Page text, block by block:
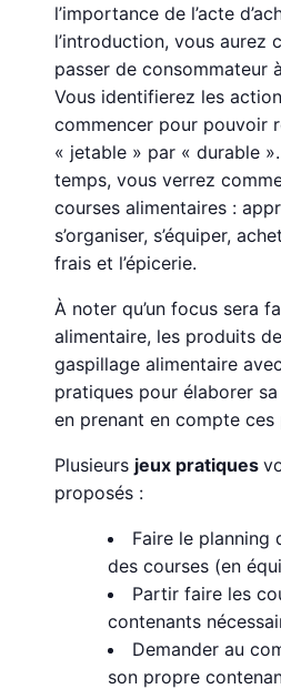
l’importance de l’acte
l’introduction, vous aurez
passer de consommateur
Vous identifierez les
commencer pour pouvoir
« jetable » par « durable
temps, vous verrez
courses alimentaires :
s’organiser, s’équiper,
frais et l’épicerie.
À noter qu’un focus sera
alimentaire, les produits
gaspillage alimentaire
pratiques pour élaborer
en prenant en compte ces
Plusieurs jeux pratiques
proposés :
Faire le planning
des courses (en
Partir faire les
contenants
Demander au
son propre